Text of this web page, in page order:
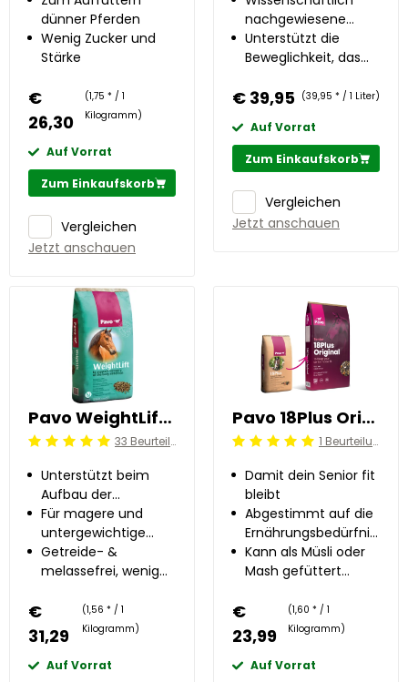
dünner Pferden
Wenig Zucker und
Stärke
€
26,30
(1,75 * / 1
Kilogramm)
Auf Vorrat
Zum Einkaufskorb
Vergleichen
Jetzt anschauen
nachgewiesene
Wirkung
Unterstützt die
Beweglichkeit, das
die Haut und das Fell
€ 39,95 (39,95 * / 1 Liter)
Auf Vorrat
Zum Einkaufskorb
Vergleichen
Jetzt anschauen
Pavo WeightLift 20 kg
Beoordeling: 5/5 33 Beurteilung
Unterstützt beim
Aufbau der
Körperkondition
Für magere und
untergewichtige
Pferde
Getreide- &
melassefrei, wenig
€
31,29
(1,56 * / 1
Kilogramm)
Auf Vorrat
Pavo 18Plus Original 15 kg
Beoordeling: 5/5 1 Beurteilung
Damit dein Senior fit
bleibt
Abgestimmt auf die
Ernährungsbedürfnisse
älterer Pferde
Kann als Müsli oder
Mash gefüttert
€
23,99
(1,60 * / 1
Kilogramm)
Auf Vorrat